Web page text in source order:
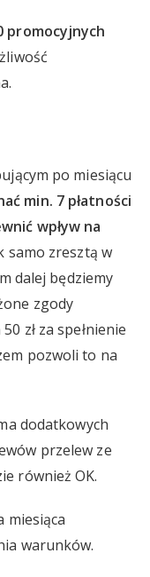
promocyjnych
po miesiącu
min. 7 płatności
wpływ na
samo zresztą w
dalej będziemy
zgody
zł za spełnienie
pozwoli to na
dodatkowych
przelew ze
również OK.
miesiąca
warunków.